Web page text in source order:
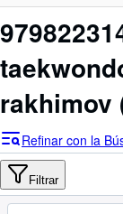
Mi cuenta
Búsqueda
Colecciones
Libros antiguos
rakhimov
Refinar con la
Filtrar